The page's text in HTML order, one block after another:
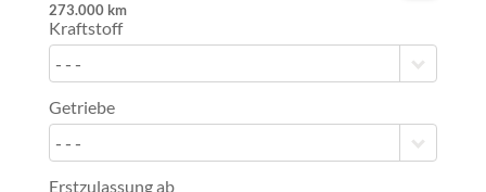
273.000 km
Kraftstoff
- - -
Getriebe
- - -
Erstzulassung ab